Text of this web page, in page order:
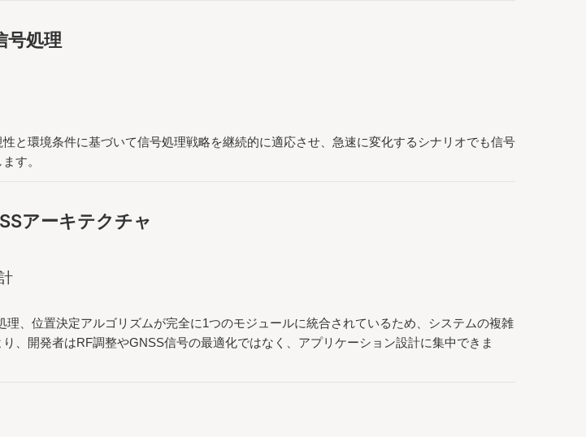
号処理
と環境条件に基づいて信号処理戦略を継続的に適応させ、急速に変化するシナリオでも信号
す。
アーキテクチャ
理、位置決定アルゴリズムが完全に1つのモジュールに統合されているため、システムの複雑
、開発者はRF調整やGNSS信号の最適化ではなく、アプリケーション設計に集中できま